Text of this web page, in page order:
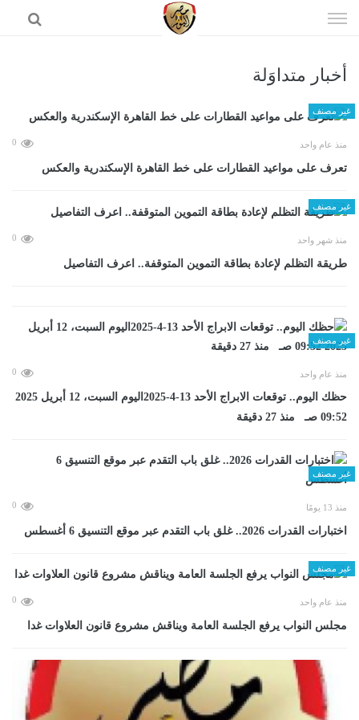
الى
أخبار متداوَلة
غير مصنف
منذ عام واحد 0
تعرف على مواعيد القطارات على خط القاهرة الإسكندرية والعكس
غير مصنف
منذ شهر واحد 0
طريقة التظلم لإعادة بطاقة التموين المتوقفة.. اعرف التفاصيل
غير مصنف
منذ عام واحد 0
حظك اليوم.. توقعات الابراج الأحد 13-4-2025اليوم السبت، 12 أبريل 2025
09:52 صـ منذ 27 دقيقة
غير مصنف
منذ 13 يومًا 0
اختبارات القدرات 2026.. غلق باب التقدم عبر موقع التنسيق 6 أغسطس
غير مصنف
منذ عام واحد 0
مجلس النواب يرفع الجلسة العامة ويناقش مشروع قانون العلاوات غدا